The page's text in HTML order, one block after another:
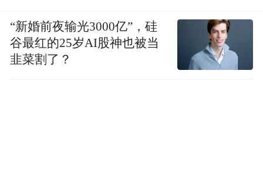
“新婚前夜输光3000亿”，硅
谷最红的25岁AI股神也被当
韭菜割了？